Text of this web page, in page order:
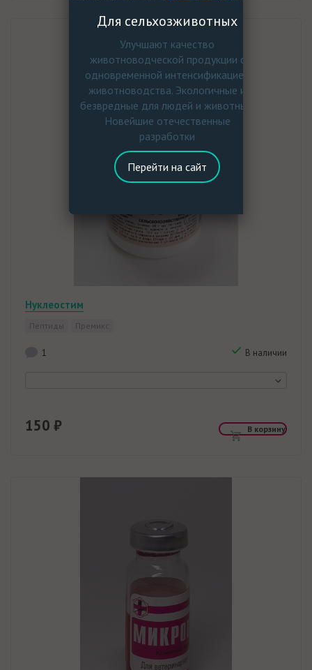
Нуклеостим
Пептиды Премикс
1 В наличии
150 ₽ В корзину
Для сельхозживотных
Улучшают качество
животноводческой продукции с
одновременной интенсификацией
животноводства. Экологичные и
безвредные для людей и животных.
Новейшие отечественные
разработки
Перейти на сайт